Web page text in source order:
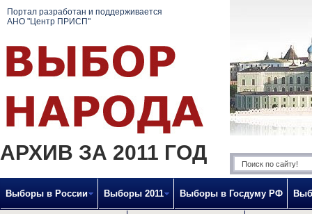
Портал разработан и поддерживается
АНО "Центр ПРИСП"
АРХИВ ЗА 2011 ГОД
Выборы в России Выборы 2011 Выборы в Госдуму РФ